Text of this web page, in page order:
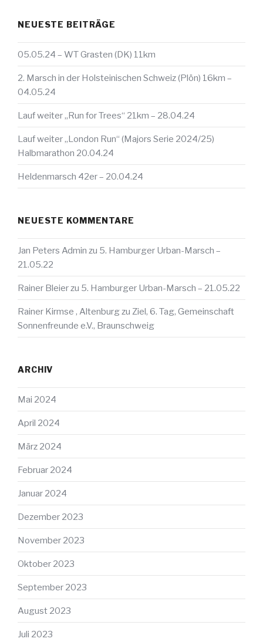
NEUESTE BEITRÄGE
05.05.24 – WT Grasten (DK) 11km
2. Marsch in der Holsteinischen Schweiz (Plön) 16km –
04.05.24
Lauf weiter „Run for Trees“ 21km – 28.04.24
Lauf weiter „London Run“ (Majors Serie 2024/25)
Halbmarathon 20.04.24
Heldenmarsch 42er – 20.04.24
NEUESTE KOMMENTARE
Jan Peters Admin zu 5. Hamburger Urban-Marsch –
21.05.22
Rainer Bleierzu 5. Hamburger Urban-Marsch – 21.05.22
Rainer Kirmse , Altenburgzu Ziel, 6. Tag, Gemeinschaft
Sonnenfreunde e.V., Braunschweig
ARCHIV
Mai 2024
April 2024
März 2024
Februar 2024
Januar 2024
Dezember 2023
November 2023
Oktober 2023
September 2023
August 2023
Juli 2023